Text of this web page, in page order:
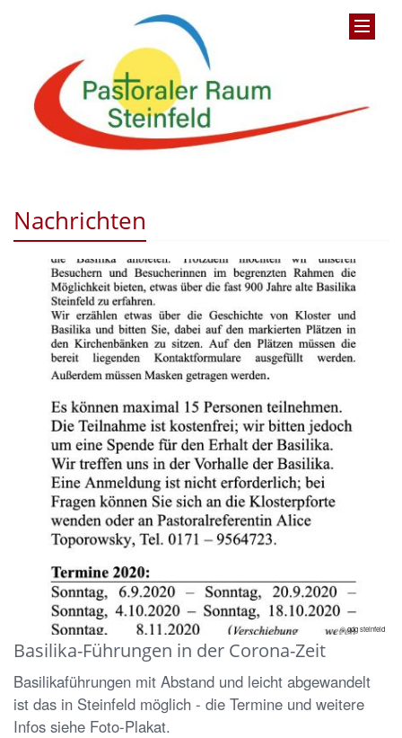
Nachrichten
© gdg steinfeld
Basilika-Führungen in der Corona-Zeit
Basilikaführungen mit Abstand und leicht abgewandelt
ist das in Steinfeld möglich - die Termine und weitere
Infos siehe Foto-Plakat.